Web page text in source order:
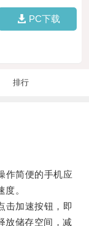
PC下载
排行
简便的手机应
。
加速按钮，即
放储存空间，减